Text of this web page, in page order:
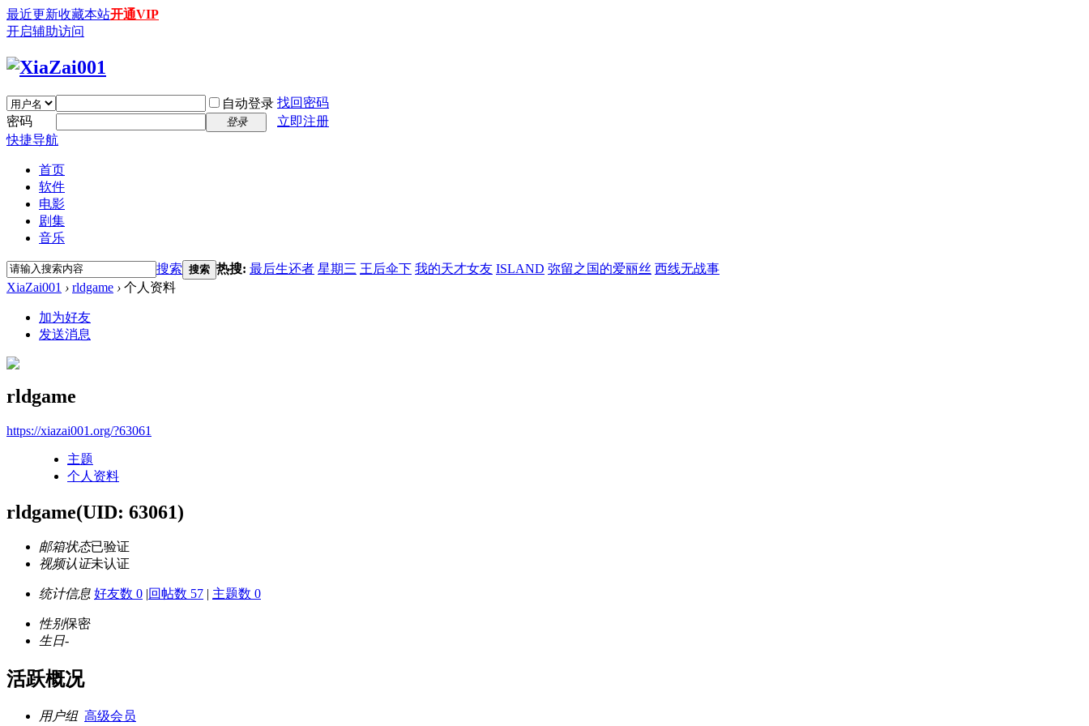
最近更新收藏本站开通VIP
开启辅助访问
自动登录 找回密码
密码
登录
立即注册
快捷导航
首页
软件
电影
剧集
音乐
搜索 搜索 热搜: 最后生还者 星期三 王后伞下 我的天才女友 ISLAND 弥留之国的爱丽丝 西线无战事
XiaZai001 › rldgame › 个人资料
加为好友
发送消息
rldgame
https://xiazai001.org/?63061
主题
个人资料
rldgame(UID: 63061)
邮箱状态已验证
视频认证未认证
统计信息 好友数 0 |回帖数 57 | 主题数 0
性别保密
生日-
活跃概况
用户组 高级会员